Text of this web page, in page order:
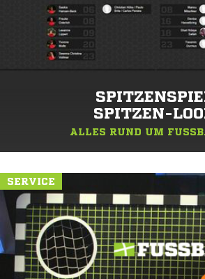
SPITZEN-
ALLES RUND UM
SERVICE